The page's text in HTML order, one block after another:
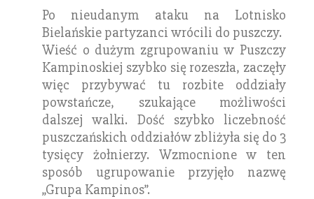
Po nieudanym ataku na Lotnisko
Bielańskie partyzanci wrócili do puszczy.
Wieść o dużym zgrupowaniu w Puszczy
Kampinoskiej szybko się rozeszła, zaczęły
więc przybywać tu rozbite oddziały
powstańcze, szukające możliwości
dalszej walki. Dość szybko liczebność
puszczańskich oddziałów zbliżyła się do 3
tysięcy żołnierzy. Wzmocnione w ten
sposób ugrupowanie przyjęło nazwę
„Grupa Kampinos”.